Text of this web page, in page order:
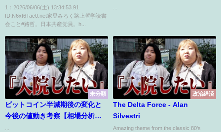
じめる
1：2026/06/06(土) 13:34:53.91
ID:N6xt6Tac0.net家登みろく路上哲学読書
会こと#路哲。日本共産党員。h...
未分類
ビットコイン半減期後の変化と
今後の値動き考察【相場分析
政治経済
The Delta Force - Alan
Silvestri
Amazing theme from the classic 80's